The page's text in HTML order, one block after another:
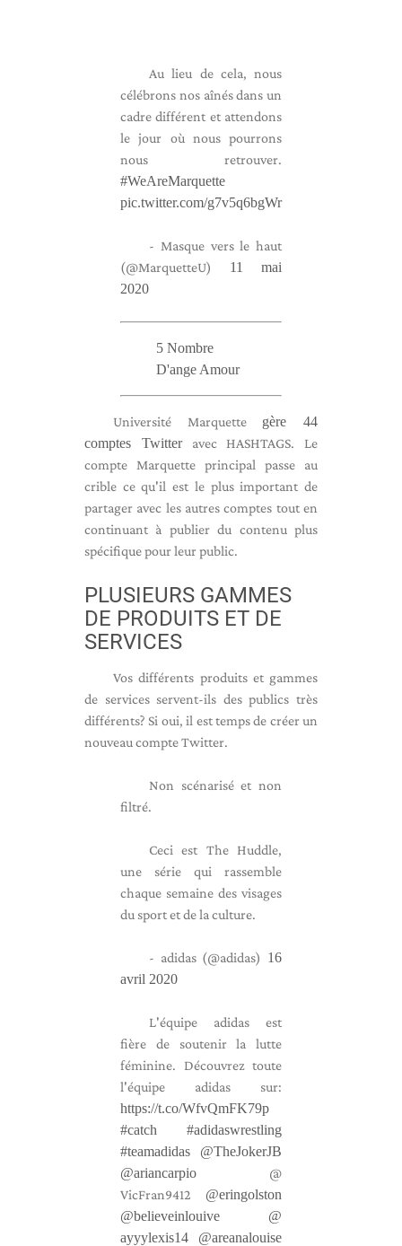
Au lieu de cela, nous
célébrons nos aînés dans un
cadre différent et attendons
le jour où nous pourrons
nous retrouver.
#WeAreMarquette
pic.twitter.com/g7v5q6bgWr
- Masque vers le haut
(@MarquetteU) 11 mai
2020
5 Nombre
D'ange Amour
Université Marquette gère 44
comptes Twitteravec HASHTAGS. Le
compte Marquette principal passe au
crible ce qu'il est le plus important de
partager avec les autres comptes tout en
continuant à publier du contenu plus
spécifique pour leur public.
PLUSIEURS GAMMES
DE PRODUITS ET DE
SERVICES
Vos différents produits et gammes
de services servent-ils des publics très
différents? Si oui, il est temps de créer un
nouveau compte Twitter.
Non scénarisé et non
filtré.
Ceci est The Huddle,
une série qui rassemble
chaque semaine des visages
du sport et de la culture.
- adidas (@adidas) 16
avril 2020
L'équipe adidas est
fière de soutenir la lutte
féminine. Découvrez toute
l'équipe adidas sur:
https://t.co/WfvQmFK79p
#catch
#adidaswrestling
#teamadidas
@TheJokerJB
@ariancarpio @
VicFran9412 @eringolston
@believeinlouive
@
ayyylexis14
@areanalouise